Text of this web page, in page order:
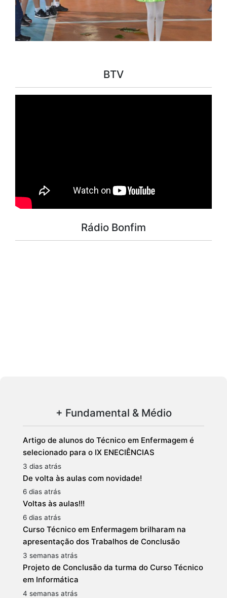
BTV
Rádio Bonfim
+ Fundamental & Médio
Artigo de alunos do Técnico em Enfermagem é
selecionado para o IX ENECIÊNCIAS
3 dias atrás
De volta às aulas com novidade!
6 dias atrás
Voltas às aulas!!!
6 dias atrás
Curso Técnico em Enfermagem brilharam na
apresentação dos Trabalhos de Conclusão
3 semanas atrás
Projeto de Conclusão da turma do Curso Técnico
em Informática
4 semanas atrás